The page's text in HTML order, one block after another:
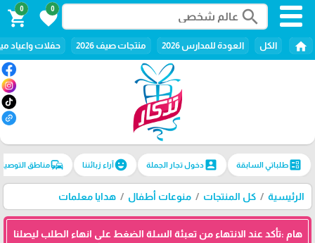
search
0
favorite
0
shopping_cart
home الكل العودة للمدارس 2026 منتجات صيف 2026 حفلات واعياد
ballotطلباتي السابقة account_boxدخول تجار الجملة emoji_emotionsآراء زبائننا commuteمناطق
الرئيسية كل المنتجات منوعات أطفال هدايا معلمات
هام :تأكد عند الانتهاء من تعبئة السلة الضغط على انهاء الطلب ليصلنا